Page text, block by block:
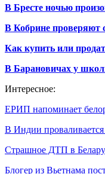
В Бресте ночью
В Кобрине проверяют
Как купить или
В Барановичах у
Интересное:
ЕРИП напоминает
В Индии
Страшное ДТП в
Блогер из Вьетнама